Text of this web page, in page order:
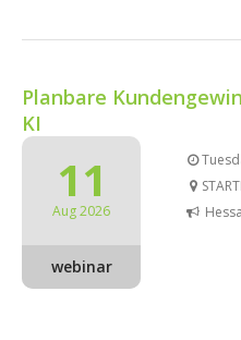
Planbare
KI
11
Aug 2026
webinar